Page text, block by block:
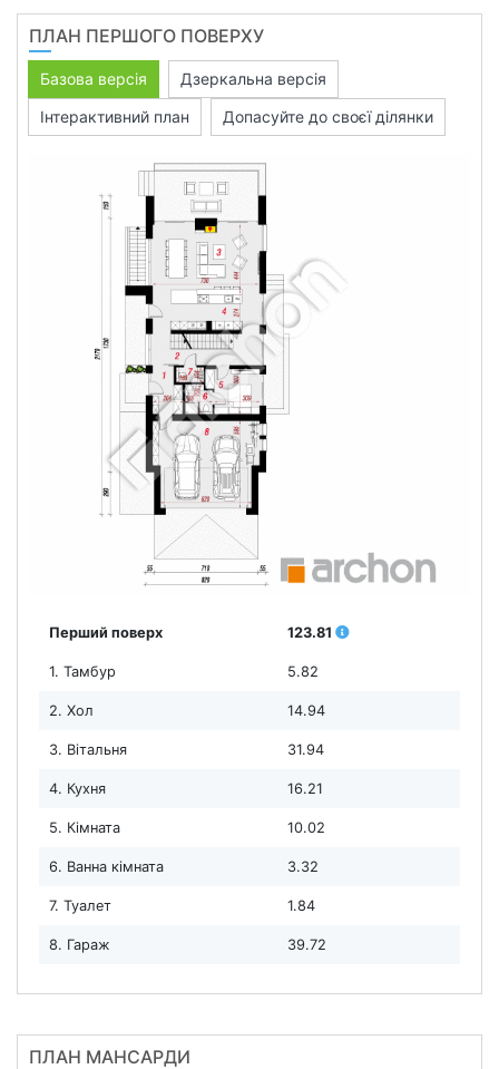
ПЛАН ПЕРШОГО ПОВЕРХУ
Базова версія
Дзеркальна версія
Інтерактивний план
Допасуйте до своєї ділянки
Перший поверх 123.81
1. Тамбур 5.82
2. Хол 14.94
3. Вітальня 31.94
4. Кухня 16.21
5. Кімната 10.02
6. Ванна кімната 3.32
7. Туалет 1.84
8. Гараж 39.72
ПЛАН МАНСАРДИ